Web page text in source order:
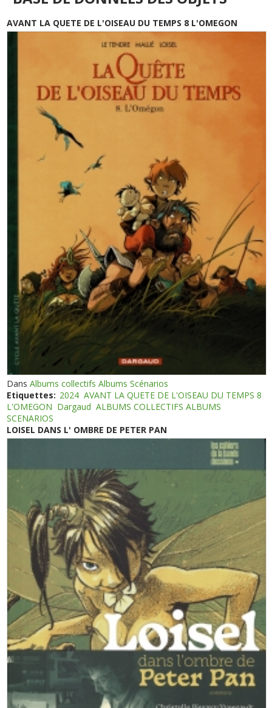
AVANT LA QUETE DE L'OISEAU DU TEMPS 8 L'OMEGON
DansAlbums collectifs Albums Scénarios
Etiquettes: 2024 AVANT LA QUETE DE L'OISEAU DU TEMPS 8
L'OMEGON Dargaud ALBUMS COLLECTIFS ALBUMS
SCENARIOS
LOISEL DANS L' OMBRE DE PETER PAN